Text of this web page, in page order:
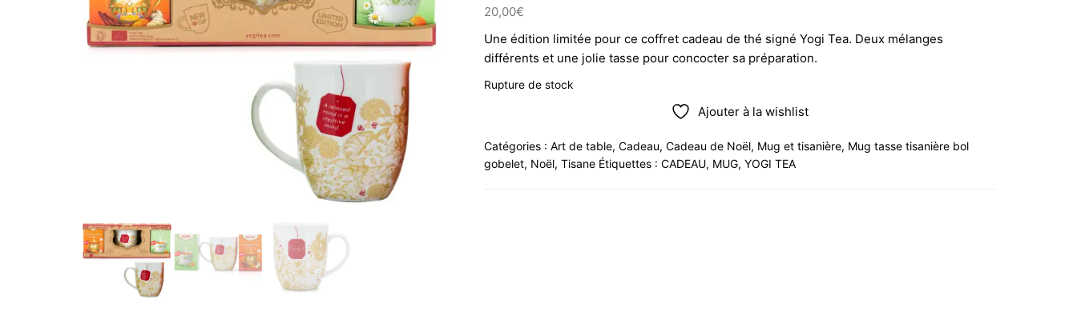
sur 5
basé sur
notation
client
20,00€
Une édition limitée pour ce coffret cadeau de thé signé Yogi Tea. Deux mélanges
différents et une jolie tasse pour concocter sa préparation.
Rupture de stock
Ajouter à la wishlist
Catégories : Art de table, Cadeau, Cadeau de Noël, Mug et tisanière, Mug tasse tisanière bol
gobelet, Noël, Tisane Étiquettes : CADEAU, MUG, YOGI TEA